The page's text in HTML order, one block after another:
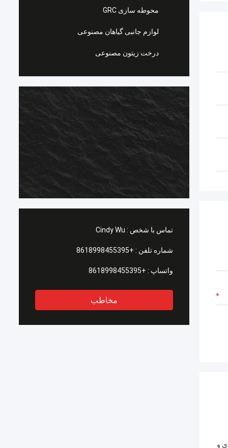
محوطه سازی GRC
لوازم جانبی گیاهان مصنوعی
درخت زیتون مصنوعی
تماس با شخص : Cindy Wu
شماره تلفن : +8618998455395
واتساپ : +8618998455395
مخاطب
و